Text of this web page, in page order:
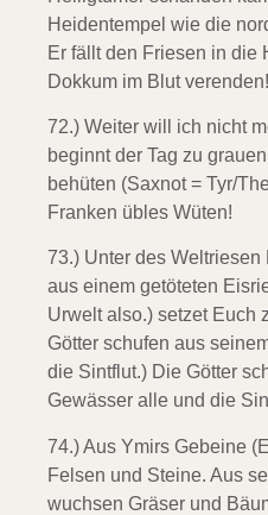
Heidentempel wie die
Er fällt den Friesen in die
Dokkum im Blut verenden!
72.) Weiter will ich nicht
beginnt der Tag zu
behüten (Saxnot = Tyr/
Franken übles Wüten!
73.) Unter des
aus einem getöteten
Urwelt also.) setzet Euch
Götter schufen aus
die Sintflut.) Die Götter
Gewässer alle und die
74.) Aus Ymirs Gebeine
Felsen und Steine. Aus
wuchsen Gräser und